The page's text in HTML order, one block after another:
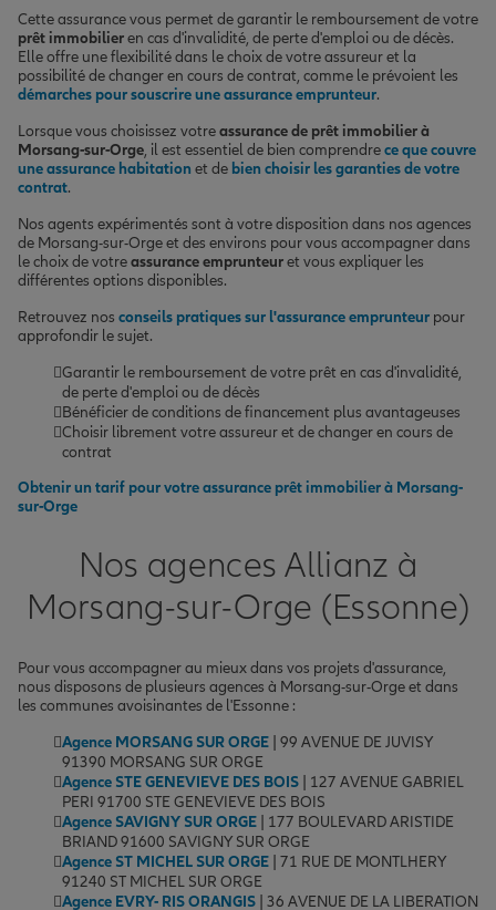
Cette assurance vous permet de garantir le remboursement de votre
prêt immobilieren cas d'invalidité, de perte d'emploi ou de décès.
Elle offre une flexibilité dans le choix de votre assureur et la
possibilité de changer en cours de contrat, comme le prévoient les
démarches pour souscrire une assurance emprunteur.
Lorsque vous choisissez votreassurance de prêt immobilier à
Morsang-sur-Orge, il est essentiel de bien comprendrece que couvre
une assurance habitation et de bien choisir les garanties de votre
contrat.
Nos agents expérimentés sont à votre disposition dans nos agences
de Morsang-sur-Orge et des environs pour vous accompagner dans
le choix de votreassurance emprunteuret vous expliquer les
différentes options disponibles.
Retrouvez nos conseils pratiques sur l'assurance emprunteur pour
approfondir le sujet.
Garantir le remboursement de votre prêt en cas d'invalidité,
de perte d'emploi ou de décès
Bénéficier de conditions de financement plus avantageuses
Choisir librement votre assureur et de changer en cours de
contrat
Obtenir un tarif pour votre assurance prêt immobilier à Morsang-
sur-Orge
Nos agences Allianz à
Morsang-sur-Orge (Essonne)
Pour vous accompagner au mieux dans vos projets d'assurance,
nous disposons de plusieurs agences à Morsang-sur-Orge et dans
les communes avoisinantes de l'Essonne :
Agence MORSANG SUR ORGE | 99 AVENUE DE JUVISY
91390 MORSANG SUR ORGE
Agence STE GENEVIEVE DES BOIS | 127 AVENUE GABRIEL
PERI 91700 STE GENEVIEVE DES BOIS
Agence SAVIGNY SUR ORGE | 177 BOULEVARD ARISTIDE
BRIAND 91600 SAVIGNY SUR ORGE
Agence ST MICHEL SUR ORGE | 71 RUE DE MONTLHERY
91240 ST MICHEL SUR ORGE
Agence EVRY- RIS ORANGIS | 36 AVENUE DE LA LIBERATION